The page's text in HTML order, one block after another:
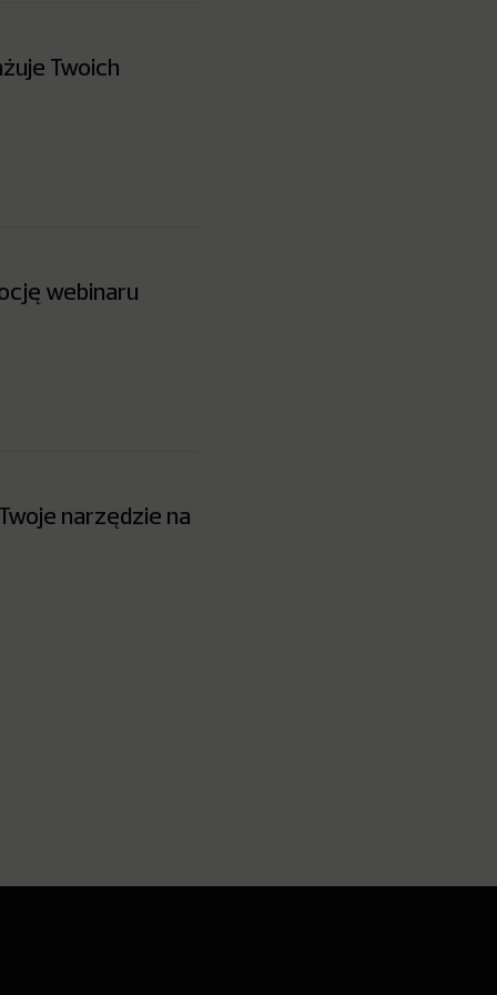
Twoich
webinaru
narzędzie na